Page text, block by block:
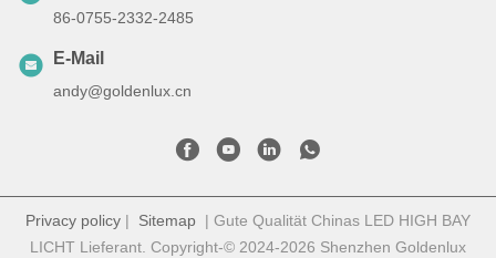
86-0755-2332-2485
E-Mail
andy@goldenlux.cn
Privacy policy | Sitemap | Gute Qualität Chinas LED HIGH BAY
LICHT Lieferant. Copyright-© 2024-2026 Shenzhen Goldenlux